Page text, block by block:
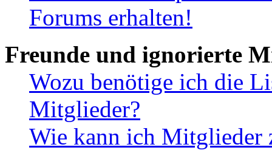
Forums erhalten!
Freunde und ignorierte
Wozu benötige ich die
Mitglieder?
Wie kann ich Mitglieder